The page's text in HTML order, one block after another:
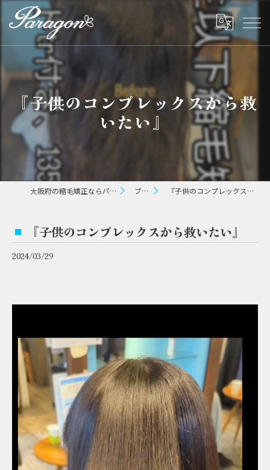
『子供のコンプレックスから救
いたい』⁡
大阪府の縮毛矯正ならパラゴン ヘアー ブログ 『子供のコンプレックスから救いたい』⁡
『子供のコンプレックスから救いたい』⁡
2024/03/29